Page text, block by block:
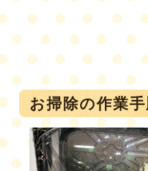
お掃除の作業